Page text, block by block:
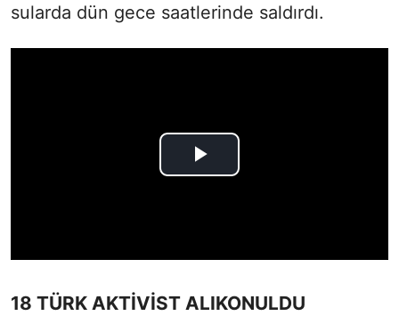
sularda dün gece saatlerinde saldırdı.
18 TÜRK AKTİVİST ALIKONULDU